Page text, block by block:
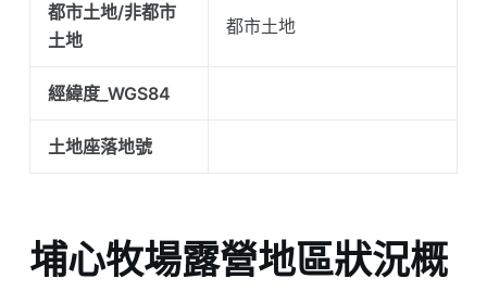
都市土地/非都市
土地
都市土地
經緯度_WGS84
土地座落地號
埔心牧場露營地區狀況概